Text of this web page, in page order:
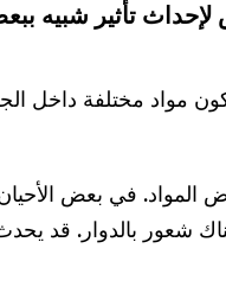
تأثير شبيه
مواد مختلفة داخل
المواد. في بعض
شعور بالدوار. قد